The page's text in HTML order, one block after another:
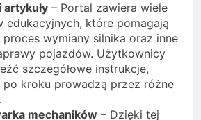
artykuły – Portal zawiera wiele
edukacyjnych, które pomagają
wymiany silnika oraz inne
pojazdów. Użytkownicy
szczegółowe instrukcje,
kroku prowadzą przez różne
mechaników – Dzięki tej